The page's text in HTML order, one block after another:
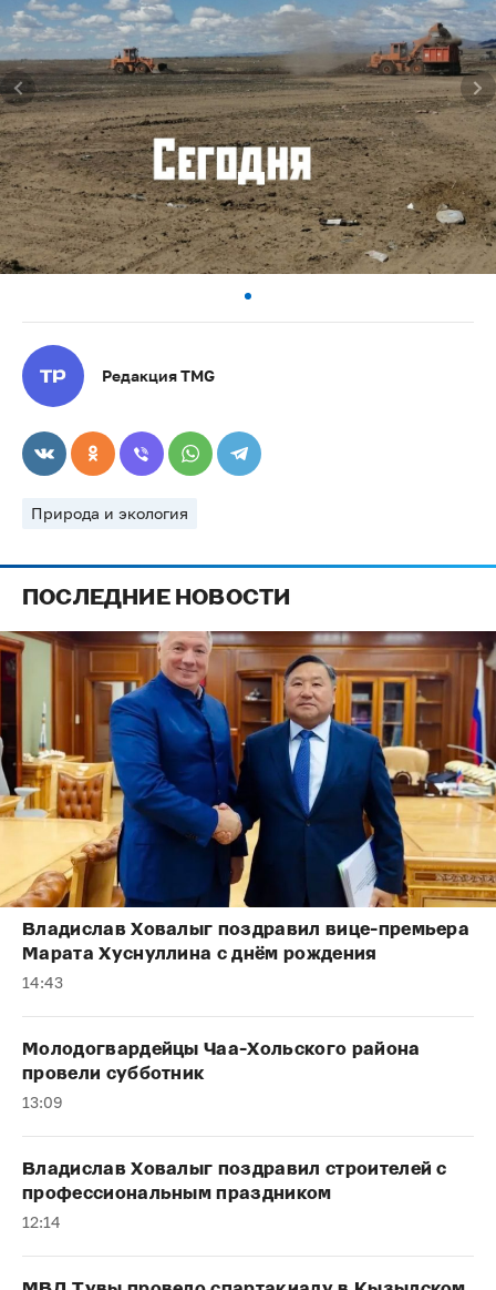
Редакция TMG
Природа и экология
ПОСЛЕДНИЕ НОВОСТИ
Владислав Ховалыг поздравил вице-премьера
Марата Хуснуллина с днём рождения
14:43
Молодогвардейцы Чаа-Хольского района
провели субботник
13:09
Владислав Ховалыг поздравил строителей с
профессиональным праздником
12:14